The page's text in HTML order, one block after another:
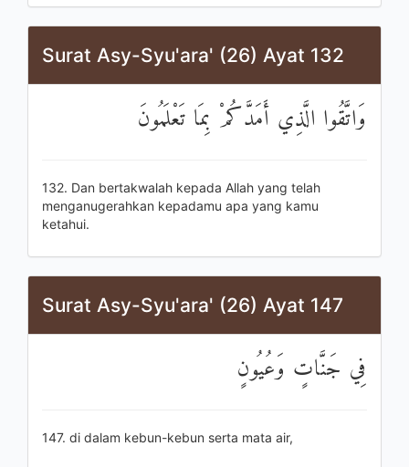
Surat Asy-Syu'ara' (26) Ayat 132
وَاتَّقُوا الَّذِي أَمَدَّكُمْ بِمَا تَعْلَمُونَ
132. Dan bertakwalah kepada Allah yang telah
menganugerahkan kepadamu apa yang kamu
ketahui.
Surat Asy-Syu'ara' (26) Ayat 147
فِي جَنَّاتٍ وَعُيُونٍ
147. di dalam kebun-kebun serta mata air,